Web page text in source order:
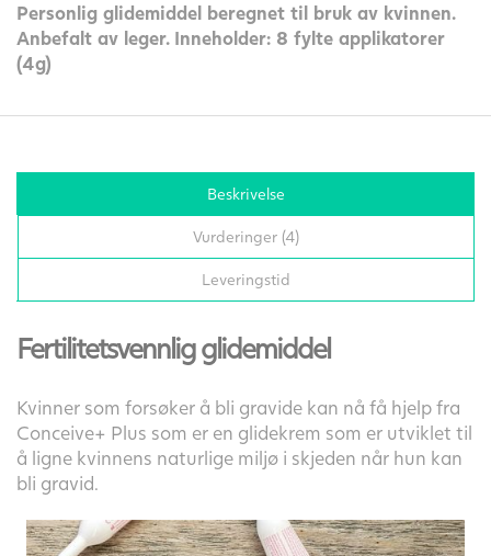
Personlig glidemiddel beregnet til bruk av kvinnen.
Anbefalt av leger. Inneholder: 8 fylte applikatorer
(4g)
Beskrivelse
Vurderinger (4)
Leveringstid
Fertilitetsvennlig glidemiddel
Kvinner som forsøker å bli gravide kan nå få hjelp fra
Conceive+ Plus som er en glidekrem som er utviklet til
å ligne kvinnens naturlige miljø i skjeden når hun kan
bli gravid.